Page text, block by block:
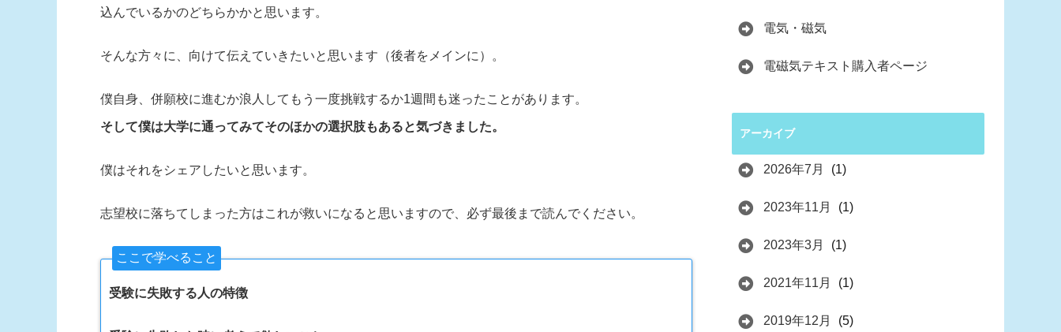
込んでいるかのどちらかかと思います。
そんな方々に、向けて伝えていきたいと思います（後者をメインに）。
僕自身、併願校に進むか浪人してもう一度挑戦するか1週間も迷ったことがあります。
そして僕は大学に通ってみてそのほかの選択肢もあると気づきました。
僕はそれをシェアしたいと思います。
志望校に落ちてしまった方はこれが救いになると思いますので、必ず最後まで読んでください。
ここで学べること
受験に失敗する人の特徴
電気・磁気
電磁気テキスト購入者ページ
アーカイブ
2026年7月 (1)
2023年11月 (1)
2023年3月 (1)
2021年11月 (1)
2019年12月 (5)